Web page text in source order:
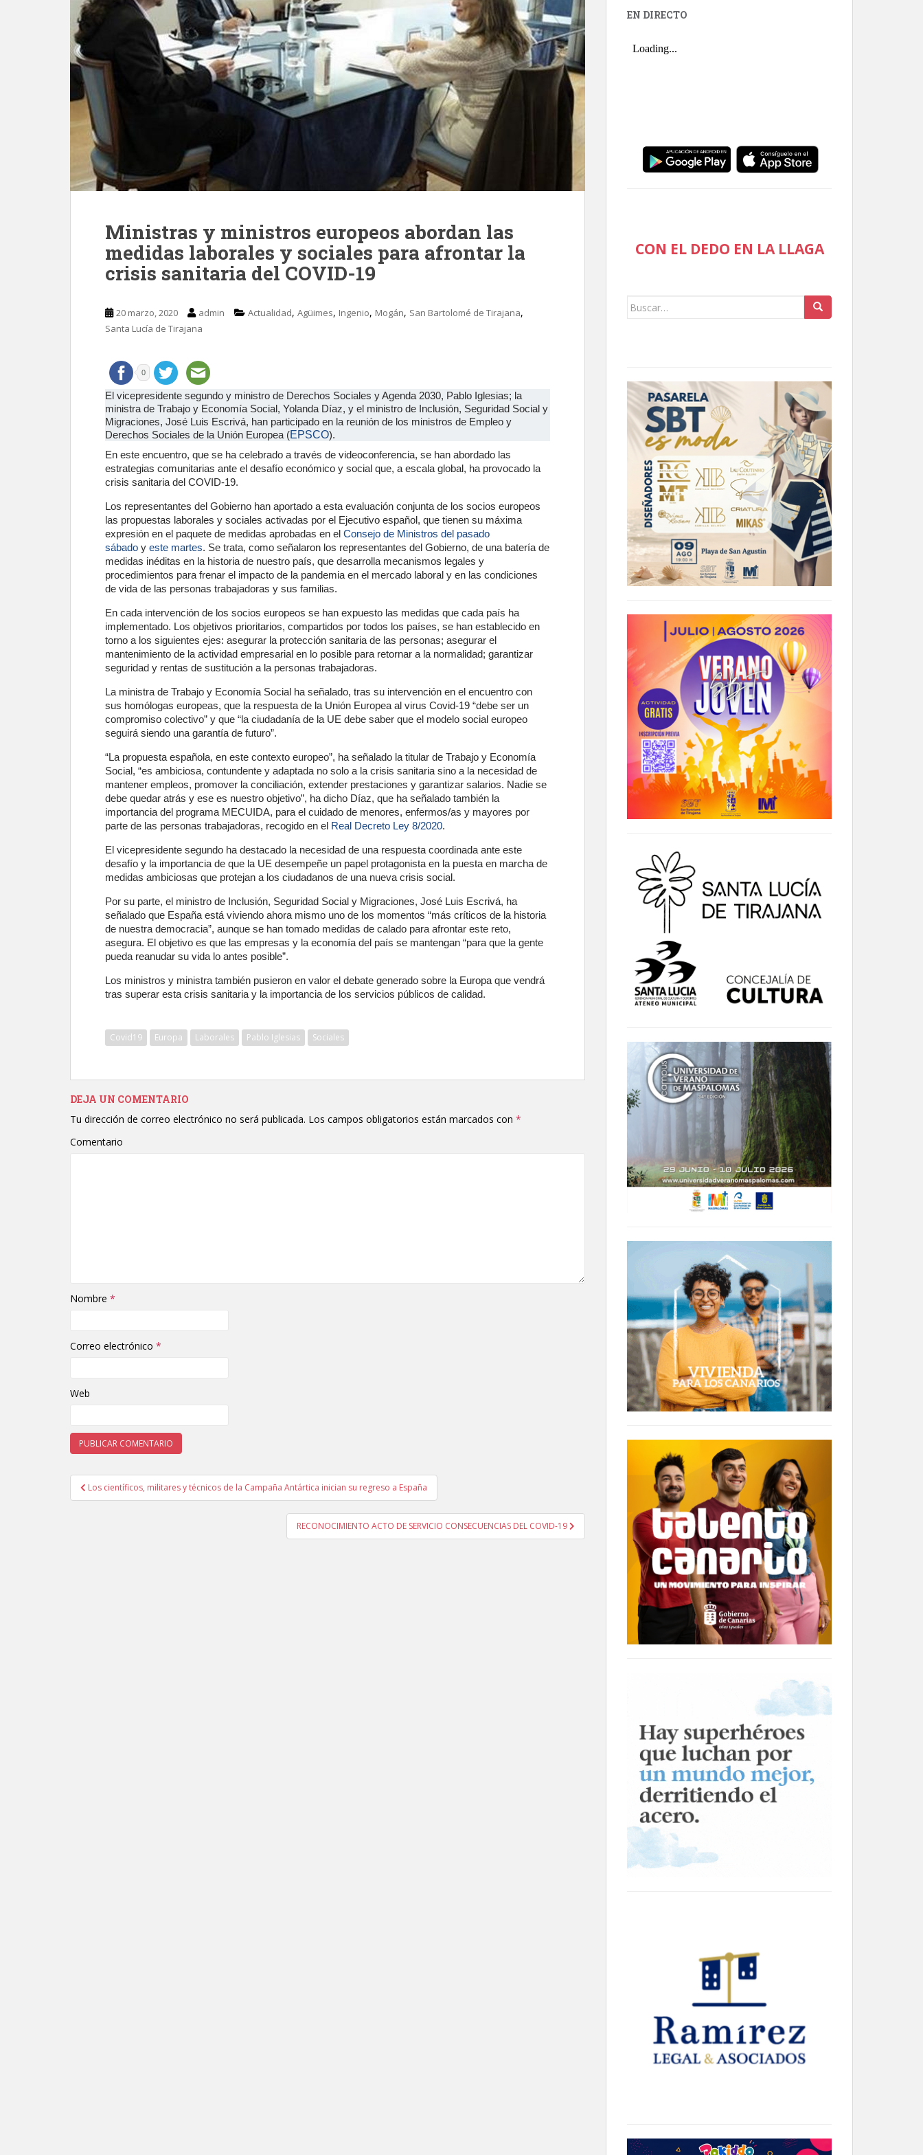
Ministras y ministros europeos abordan las
medidas laborales y sociales para afrontar la
crisis sanitaria del COVID-19
20 marzo, 2020 admin Actualidad, Agüimes, Ingenio, Mogán, San Bartolomé de Tirajana,
Santa Lucía de Tirajana
0
El vicepresidente segundo y ministro de Derechos Sociales y Agenda 2030, Pablo Iglesias; la
ministra de Trabajo y Economía Social, Yolanda Díaz, y el ministro de Inclusión, Seguridad Social y
Migraciones, José Luis Escrivá, han participado en la reunión de los ministros de Empleo y
Derechos Sociales de la Unión Europea (EPSCO).
En este encuentro, que se ha celebrado a través de videoconferencia, se han abordado las
estrategias comunitarias ante el desafío económico y social que, a escala global, ha provocado la
crisis sanitaria del COVID-19.
Los representantes del Gobierno han aportado a esta evaluación conjunta de los socios europeos
las propuestas laborales y sociales activadas por el Ejecutivo español, que tienen su máxima
expresión en el paquete de medidas aprobadas en el Consejo de Ministros del pasado
sábado y este martes. Se trata, como señalaron los representantes del Gobierno, de una batería de
medidas inéditas en la historia de nuestro país, que desarrolla mecanismos legales y
procedimientos para frenar el impacto de la pandemia en el mercado laboral y en las condiciones
de vida de las personas trabajadoras y sus familias.
En cada intervención de los socios europeos se han expuesto las medidas que cada país ha
implementado. Los objetivos prioritarios, compartidos por todos los países, se han establecido en
torno a los siguientes ejes: asegurar la protección sanitaria de las personas; asegurar el
mantenimiento de la actividad empresarial en lo posible para retornar a la normalidad; garantizar
seguridad y rentas de sustitución a la personas trabajadoras.
La ministra de Trabajo y Economía Social ha señalado, tras su intervención en el encuentro con
sus homólogas europeas, que la respuesta de la Unión Europea al virus Covid-19 “debe ser un
compromiso colectivo” y que “la ciudadanía de la UE debe saber que el modelo social europeo
seguirá siendo una garantía de futuro”.
“La propuesta española, en este contexto europeo”, ha señalado la titular de Trabajo y Economía
Social, “es ambiciosa, contundente y adaptada no solo a la crisis sanitaria sino a la necesidad de
mantener empleos, promover la conciliación, extender prestaciones y garantizar salarios. Nadie se
debe quedar atrás y ese es nuestro objetivo”, ha dicho Díaz, que ha señalado también la
importancia del programa MECUIDA, para el cuidado de menores, enfermos/as y mayores por
parte de las personas trabajadoras, recogido en el Real Decreto Ley 8/2020.
El vicepresidente segundo ha destacado la necesidad de una respuesta coordinada ante este
desafío y la importancia de que la UE desempeñe un papel protagonista en la puesta en marcha de
medidas ambiciosas que protejan a los ciudadanos de una nueva crisis social.
Por su parte, el ministro de Inclusión, Seguridad Social y Migraciones, José Luis Escrivá, ha
señalado que España está viviendo ahora mismo uno de los momentos “más críticos de la historia
de nuestra democracia”, aunque se han tomado medidas de calado para afrontar este reto,
asegura. El objetivo es que las empresas y la economía del país se mantengan “para que la gente
pueda reanudar su vida lo antes posible”.
Los ministros y ministra también pusieron en valor el debate generado sobre la Europa que vendrá
tras superar esta crisis sanitaria y la importancia de los servicios públicos de calidad.
Covid19 Europa Laborales Pablo Iglesias Sociales
DEJA UN COMENTARIO
Tu dirección de correo electrónico no será publicada. Los campos obligatorios están marcados con *
Comentario
Nombre *
Correo electrónico *
Web
Navegación de entradas
Los científicos, militares y técnicos de la Campaña Antártica inician su regreso a España
RECONOCIMIENTO ACTO DE SERVICIO CONSECUENCIAS DEL COVID-19
EN DIRECTO
CON EL DEDO EN LA LLAGA
Buscar: